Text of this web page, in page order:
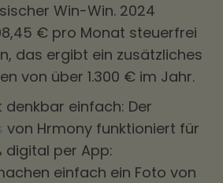
Win-Win. 2024
€ pro Monat steuerfrei
das ergibt ein zusätzliches
von über 1.300 € im Jahr.
denkbar einfach: Der
von Hrmony funktioniert für
digital per App:
einfach ein Foto von